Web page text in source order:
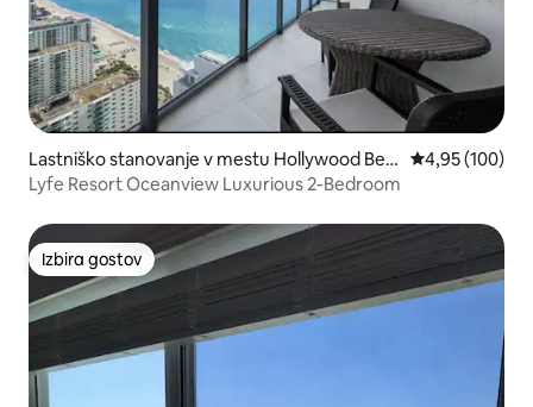
Lastniško stanovanje v mestu Hollywood Bea
ch
Povprečna
4,95 (100)
Lyfe Resort Oceanview Luxurious 2-Bedroom
Izbira gostov
Izbira gostov